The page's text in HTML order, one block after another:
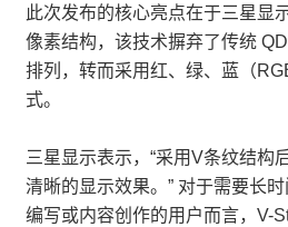
此次发布的核心亮点在于三星显
像素结构，该技术摒弃了传统
排列，转而采用红、绿、蓝（
式。
三星显示表示，“采用V条纹结构
清晰的显示效果。” 对于需要长
编写或内容创作的用户而言，V-